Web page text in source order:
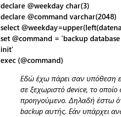
declare @weekday char(3)
declare @command varchar(2048)
select
set @command = 'backup
init'
exec (@command)
Εδώ έχω πάρει σαν υπόθεση
σε ξεχωριστό device, το
προηγούμενο. Δηλαδή έστω
backup αυτής. Εάν υπάρχει